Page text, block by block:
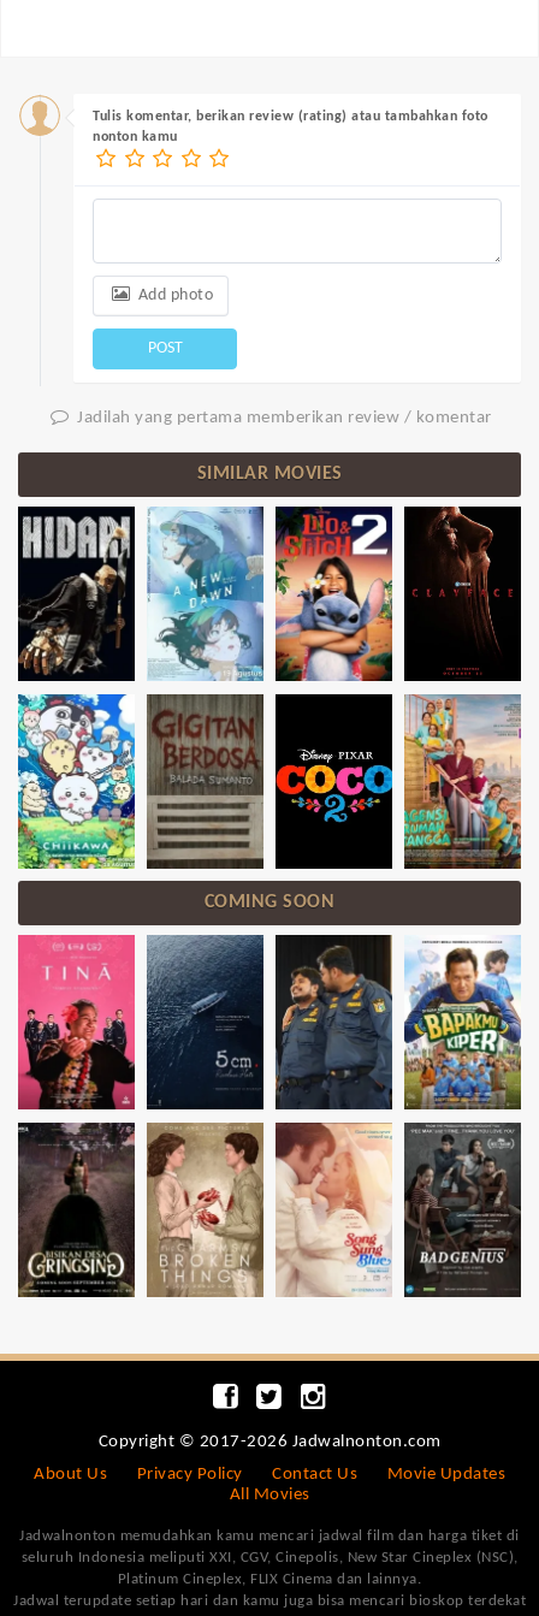
Tulis komentar, berikan review (rating) atau tambahkan foto
nonton kamu
Add photo
POST
Jadilah yang pertama memberikan review / komentar
SIMILAR MOVIES
COMING SOON
Copyright © 2017-2026 Jadwalnonton.com
About Us
Privacy Policy Contact Us
Movie Updates
All Movies
Jadwalnonton memudahkan kamu mencari jadwal film dan harga tiket di
seluruh Indonesia meliputi XXI, CGV, Cinepolis, New Star Cineplex (NSC),
Platinum Cineplex, FLIX Cinema dan lainnya.
Jadwal terupdate setiap hari dan kamu juga bisa mencari bioskop terdekat